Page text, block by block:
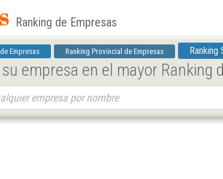
Ranking de Empresas
Empresas Ranking Provincial de Empresas Ranking
empresa en el mayor Ranking